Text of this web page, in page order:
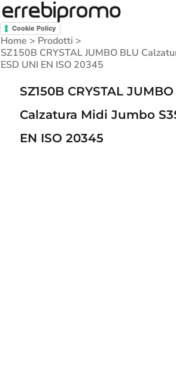
Cookie Policy
Home > Prodotti >
SZ150B CRYSTAL JUMBO BLU
ESD UNI EN ISO 20345
SZ150B CRYSTAL
Calzatura Midi Jumbo
EN ISO 20345